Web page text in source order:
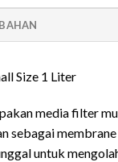
Size 1 Liter
media filter
sebagai
untuk